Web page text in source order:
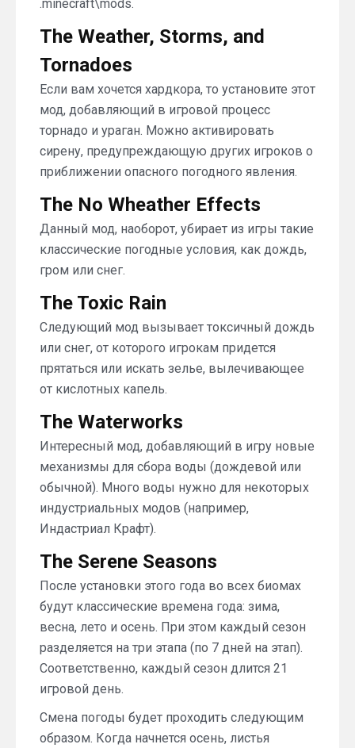
.minecraft\mods.
The Weather, Storms, and
Tornadoes
Если вам хочется хардкора, то установите этот
мод, добавляющий в игровой процесс
торнадо и ураган. Можно активировать
сирену, предупреждающую других игроков о
приближении опасного погодного явления.
The No Wheather Effects
Данный мод, наоборот, убирает из игры такие
классические погодные условия, как дождь,
гром или снег.
The Toxic Rain
Следующий мод вызывает токсичный дождь
или снег, от которого игрокам придется
прятаться или искать зелье, вылечивающее
от кислотных капель.
The Waterworks
Интересный мод, добавляющий в игру новые
механизмы для сбора воды (дождевой или
обычной). Много воды нужно для некоторых
индустриальных модов (например,
Индастриал Крафт).
The Serene Seasons
После установки этого года во всех биомах
будут классические времена года: зима,
весна, лето и осень. При этом каждый сезон
разделяется на три этапа (по 7 дней на этап).
Соответственно, каждый сезон длится 21
игровой день.
Смена погоды будет проходить следующим
образом. Когда начнется осень, листья